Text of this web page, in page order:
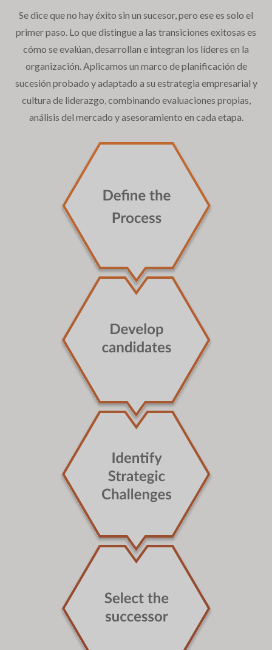
Se dice que no hay éxito sin un sucesor, pero ese es solo el
primer paso. Lo que distingue a las transiciones exitosas es
cómo se evalúan, desarrollan e integran los líderes en la
organización. Aplicamos un marco de planificación de
sucesión probado y adaptado a su estrategia empresarial y
cultura de liderazgo, combinando evaluaciones propias,
análisis del mercado y asesoramiento en cada etapa.